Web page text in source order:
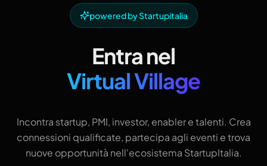
powered by Startupitalia
Entra nel
Virtual Village
Incontra startup, PMI, investor, enabler e talenti. Crea
connessioni qualificate, partecipa agli eventi e trova
nuove opportunità nell'ecosistema StartupItalia.